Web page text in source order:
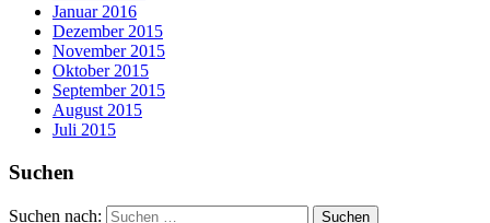
Januar 2016
Dezember 2015
November 2015
Oktober 2015
September 2015
August 2015
Juli 2015
Suchen
Suchen nach: